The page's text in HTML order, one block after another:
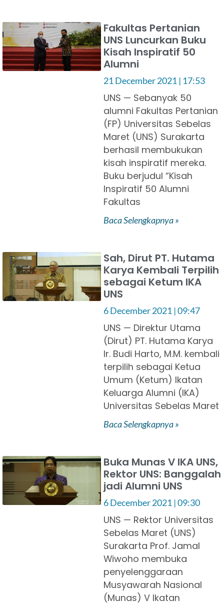
Fakultas Pertanian
UNS Luncurkan Buku
Kisah Inspiratif 50
Alumni
21 December 2021 17:53
UNS — Sebanyak 50
alumni Fakultas Pertanian
(FP) Universitas Sebelas
Maret (UNS) Surakarta
berhasil membukukan
kisah inspiratif mereka.
Buku berjudul “Kisah
Inspiratif 50 Alumni
Fakultas
Baca Selengkapnya »
Sah, Dirut PT. Hutama
Karya Kembali Terpilih
sebagai Ketum IKA
UNS
6 December 2021 09:47
UNS — Direktur Utama
(Dirut) PT. Hutama Karya
Ir. Budi Harto, M.M. kembali
terpilih sebagai Ketua
Umum (Ketum) Ikatan
Keluarga Alumni (IKA)
Universitas Sebelas Maret
Baca Selengkapnya »
Buka Munas V IKA UNS,
Rektor UNS: Banggalah
jadi Alumni UNS
6 December 2021 09:30
UNS — Rektor Universitas
Sebelas Maret (UNS)
Surakarta Prof. Jamal
Wiwoho membuka
penyelenggaraan
Musyawarah Nasional
(Munas) V Ikatan